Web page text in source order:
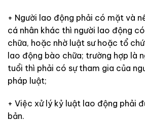
+ Người lao động phải có mặt và
cá nhân khác thì người lao động
chữa, hoặc nhờ luật sư hoặc tổ
lao động bào chữa; trường hợp là
tuổi thì phải có sự tham gia của
pháp luật;
+ Việc xử lý kỷ luật lao động phải
bản.